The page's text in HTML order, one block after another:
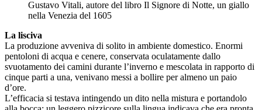
Gustavo Vitali, autore del libro Il Signore di Notte, un giallo
nella Venezia del 1605
La lisciva
La produzione avveniva di solito in ambiente domestico. Enormi
pentoloni di acqua e cenere, conservata oculatamente dallo
svuotamento dei camini durante l’inverno e mescolata in rapporto di
cinque parti a una, venivano messi a bollire per almeno un paio
d’ore.
L’efficacia si testava intingendo un dito nella mistura e portandolo